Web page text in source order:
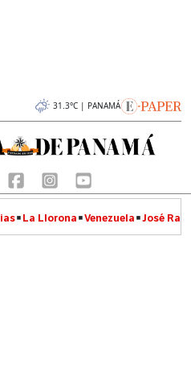
31.3°C | PANAMÁ
La Llorona Venezuela José